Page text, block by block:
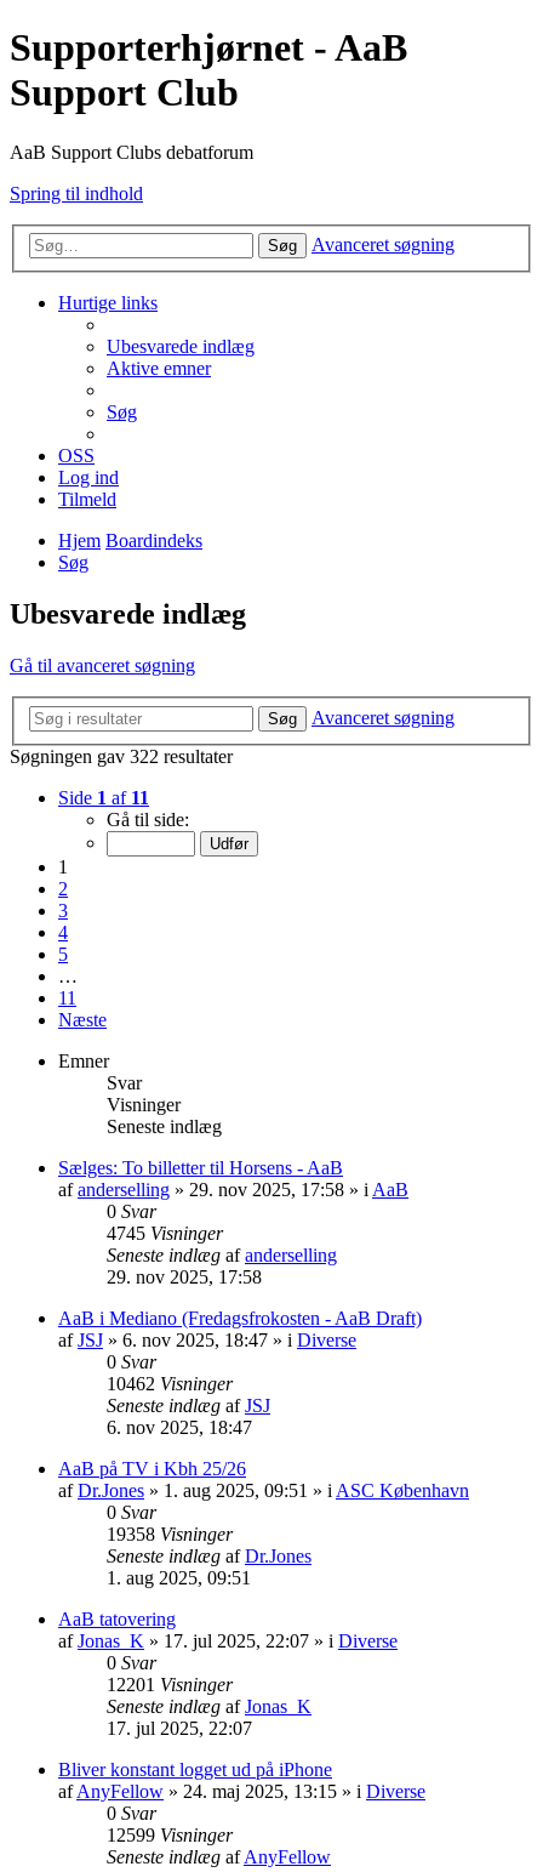
Supporterhjørnet - AaB
Support Club
AaB Support Clubs debatforum
Spring til indhold
Søg Avanceret søgning
Hurtige links
Ubesvarede indlæg
Aktive emner
Søg
OSS
Log ind
Tilmeld
Hjem Boardindeks
Søg
Ubesvarede indlæg
Gå til avanceret søgning
Søg
Avanceret søgning
Søgningen gav 322 resultater
Side 1 af 11
Gå til side:
1
2
3
4
5
…
11
Næste
Emner
Svar
Visninger
Seneste indlæg
Sælges: To billetter til Horsens - AaB
afanderselling » 29. nov 2025, 17:58 » i AaB
0 Svar
4745 Visninger
Seneste indlæg afanderselling
29. nov 2025, 17:58
AaB i Mediano (Fredagsfrokosten - AaB Draft)
afJSJ » 6. nov 2025, 18:47 » i Diverse
0 Svar
10462 Visninger
Seneste indlæg afJSJ
6. nov 2025, 18:47
AaB på TV i Kbh 25/26
afDr.Jones » 1. aug 2025, 09:51 » i ASC København
0 Svar
19358 Visninger
Seneste indlæg afDr.Jones
1. aug 2025, 09:51
AaB tatovering
afJonas_K » 17. jul 2025, 22:07 » i Diverse
0 Svar
12201 Visninger
Seneste indlæg afJonas_K
17. jul 2025, 22:07
Bliver konstant logget ud på iPhone
afAnyFellow » 24. maj 2025, 13:15 » i Diverse
0 Svar
12599 Visninger
Seneste indlæg afAnyFellow